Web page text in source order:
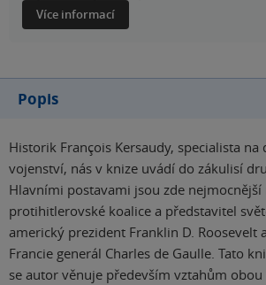
Více informací
Popis
Historik François Kersaudy, specialista
vojenství, nás v knize uvádí do zákulisí
Hlavními postavami jsou zde nejmocnější
protihitlerovské koalice a představitel
americký prezident Franklin D. Roosevelt
Francie generál Charles de Gaulle. Tato
se autor věnuje především vztahům